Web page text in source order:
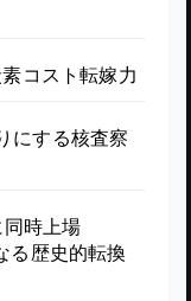
コスト転嫁力
にする核査察
同時上場
る歴史的転換